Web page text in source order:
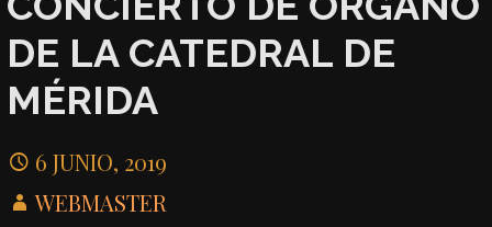
DE LA CATEDRAL DE
MÉRIDA
6 JUNIO, 2019
WEBMASTER